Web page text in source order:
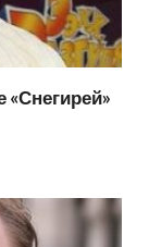
«Снегирей»